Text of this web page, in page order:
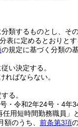
類するものとし、そ
表に定めるとおりとす
の規定に基づく分類の
い決定する。
ればならない。
る。
・令和2年24号・4年
任用短時間勤務職員」
のうち、 前条第3項